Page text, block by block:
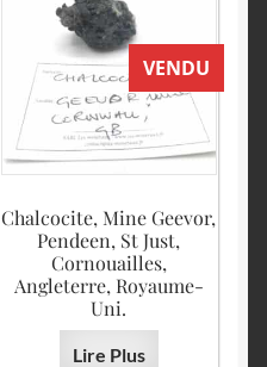
VENDU
Chalcocite, Mine Geevor,
Pendeen, St Just,
Cornouailles,
Angleterre, Royaume-
Uni.
Lire Plus